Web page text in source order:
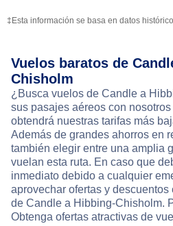
‡Esta información se basa en datos
Vuelos baratos de
Chisholm
¿Busca vuelos de Candle a
sus pasajes aéreos con
obtendrá nuestras tarifas más
Además de grandes ahorros en
también elegir entre una amplia
vuelan esta ruta. En caso que
inmediato debido a cualquier
aprovechar ofertas y
de Candle a Hibbing-Chisholm.
Obtenga ofertas atractivas de